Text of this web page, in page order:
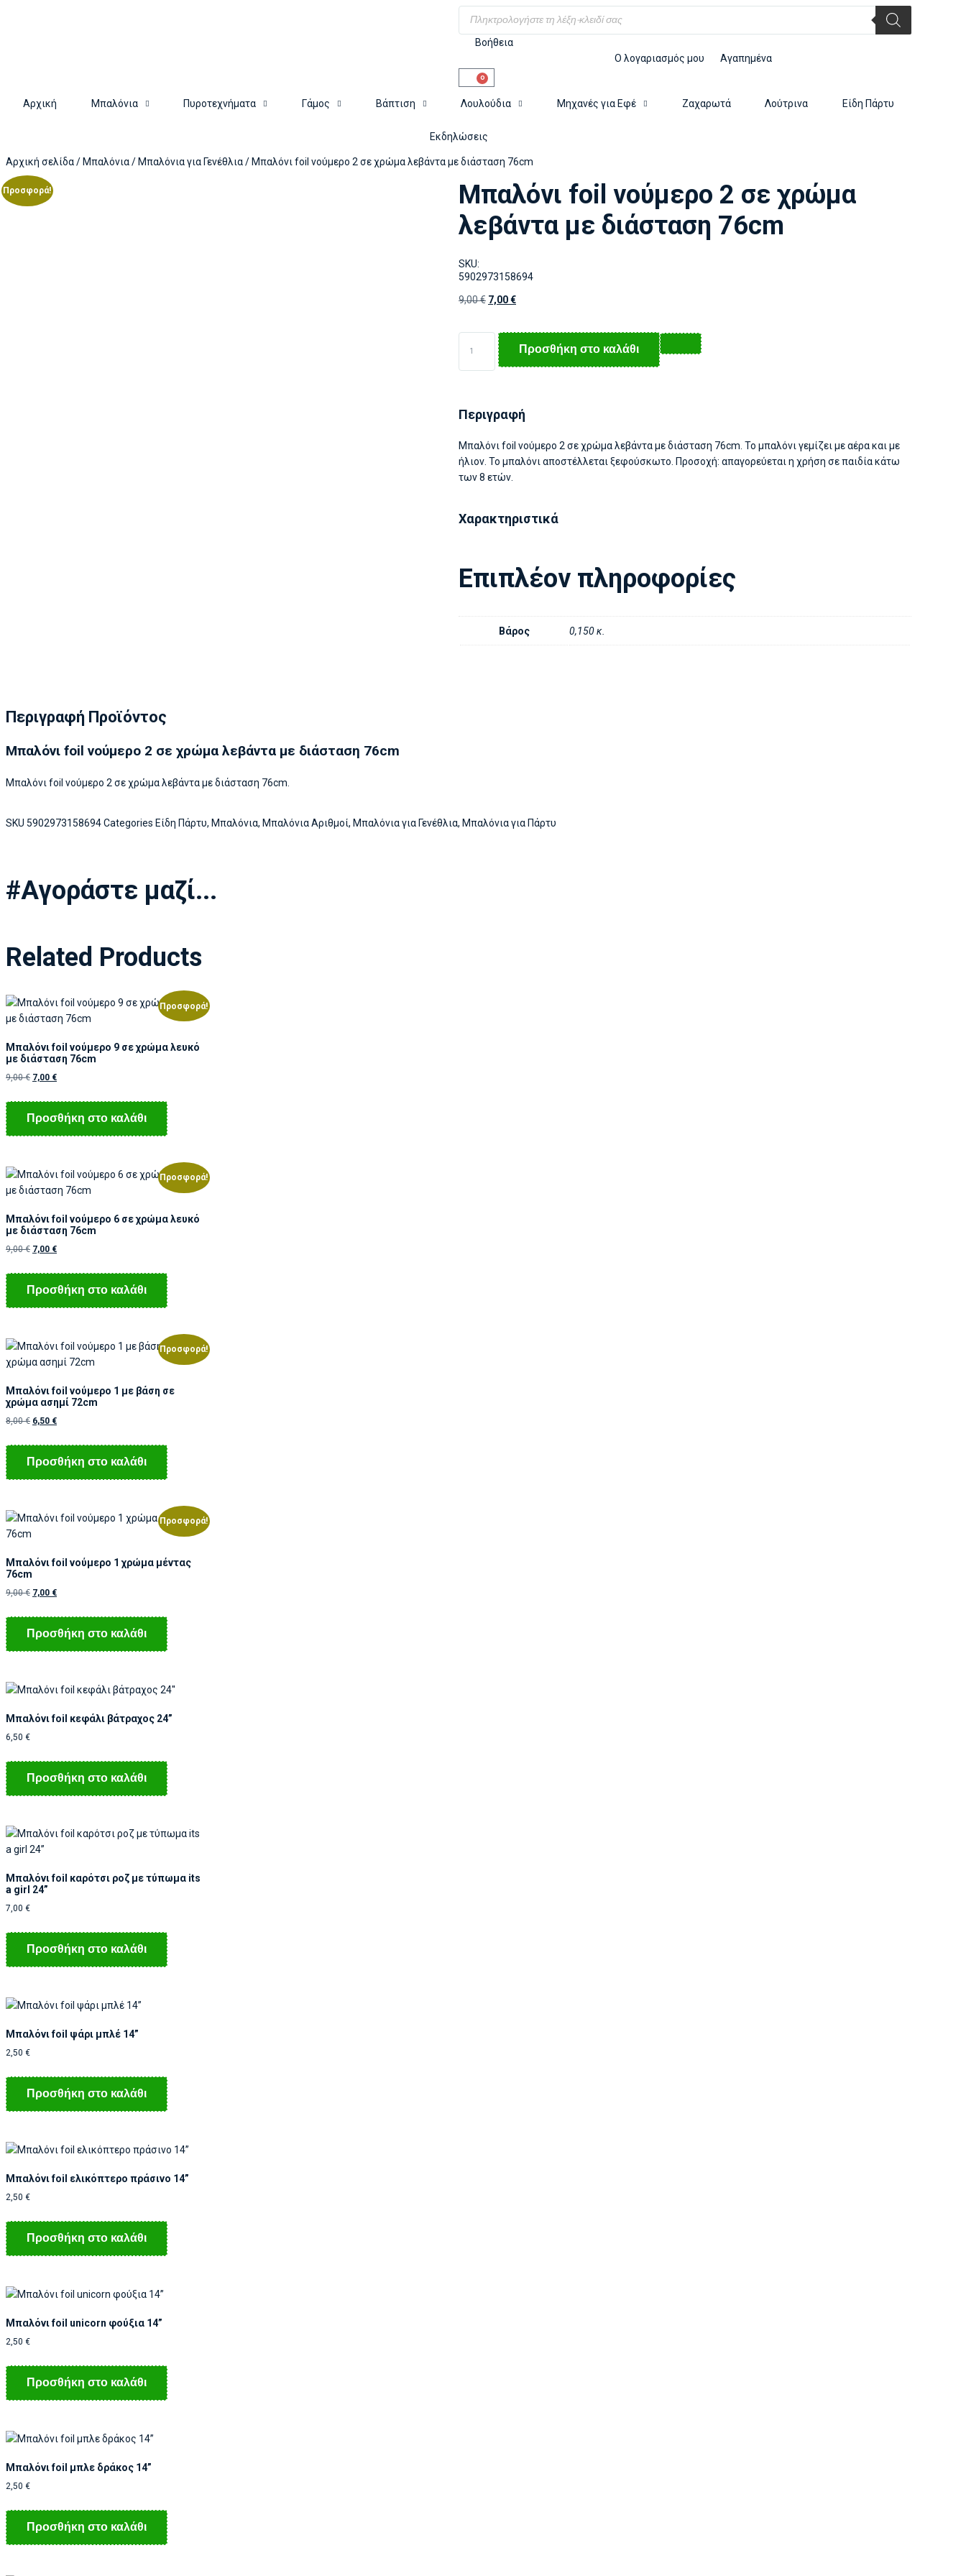
Βοήθεια
Ο λογαριασμός μου
Αγαπημένα
0
Αρχική Μπαλόνια Πυροτεχνήματα Γάμος Βάπτιση Λουλούδια Μηχανές για Εφέ Ζαχαρωτά Λούτρινα Είδη Πάρτυ
Εκδηλώσεις
Αρχική σελίδα/ Μπαλόνια/ Μπαλόνια για Γενέθλια/ Μπαλόνι foil νούμερο 2 σε χρώμα λεβάντα με διάσταση 76cm
Προσφορά!
Μπαλόνι foil νούμερο 2 σε χρώμα
λεβάντα με διάσταση 76cm
SKU:
5902973158694
9,00€ 7,00€
Προσθήκη στο καλάθι
Περιγραφή
Μπαλόνι foil νούμερο 2 σε χρώμα λεβάντα με διάσταση 76cm. Το μπαλόνι γεμίζει με αέρα και με
ήλιον. Το μπαλόνι αποστέλλεται ξεφούσκωτο. Προσοχή: απαγορεύεται η χρήση σε παιδία κάτω
των 8 ετών.
Χαρακτηριστικά
Επιπλέον πληροφορίες
Βάρος 0,150 κ.
Περιγραφή Προϊόντος
Μπαλόνι foil νούμερο 2 σε χρώμα λεβάντα με διάσταση 76cm
Μπαλόνι foil νούμερο 2 σε χρώμα λεβάντα με διάσταση 76cm.
SKU 5902973158694Categories Είδη Πάρτυ, Μπαλόνια, Μπαλόνια Αριθμοί, Μπαλόνια για Γενέθλια, Μπαλόνια για Πάρτυ
#Αγοράστε μαζί...
Related Products
Προσφορά!
Μπαλόνι foil νούμερο 9 σε χρώμα λευκό
με διάσταση 76cm
9,00€ 7,00 €
Προσθήκη στο καλάθι
Προσφορά!
Μπαλόνι foil νούμερο 6 σε χρώμα λευκό
με διάσταση 76cm
9,00€ 7,00 €
Προσθήκη στο καλάθι
Προσφορά!
Μπαλόνι foil νούμερο 1 με βάση σε
χρώμα ασημί 72cm
8,00€ 6,50 €
Προσθήκη στο καλάθι
Προσφορά!
Μπαλόνι foil νούμερο 1 χρώμα μέντας
76cm
9,00€ 7,00 €
Προσθήκη στο καλάθι
Μπαλόνι foil κεφάλι βάτραχος 24”
6,50 €
Προσθήκη στο καλάθι
Μπαλόνι foil καρότσι ροζ με τύπωμα its
a girl 24”
7,00 €
Προσθήκη στο καλάθι
Μπαλόνι foil ψάρι μπλέ 14”
2,50 €
Προσθήκη στο καλάθι
Μπαλόνι foil ελικόπτερο πράσινο 14”
2,50 €
Προσθήκη στο καλάθι
Μπαλόνι foil unicorn φούξια 14”
2,50 €
Προσθήκη στο καλάθι
Μπαλόνι foil μπλε δράκος 14”
2,50 €
Προσθήκη στο καλάθι